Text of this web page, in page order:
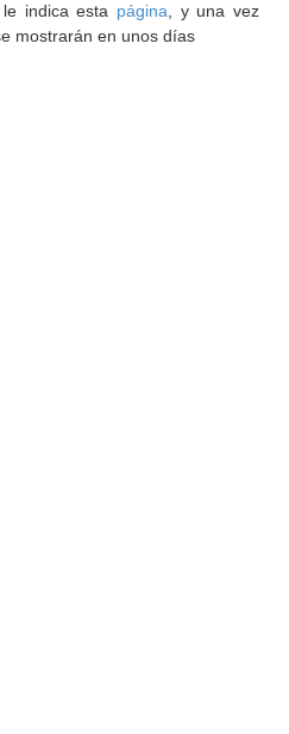
indica esta página , y una vez
mostrarán en unos días